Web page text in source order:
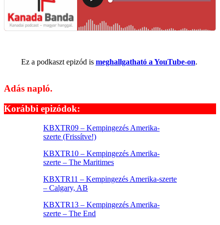
Ez a podkaszt epizód is meghallgatható a YouTube-on.
Adás napló.
Korábbi epizódok:
KBXTR09 – Kempingezés Amerika-
szerte (Frissítve!)
KBXTR10 – Kempingezés Amerika-
szerte – The Maritimes
KBXTR11 – Kempingezés Amerika-szerte
– Calgary, AB
KBXTR13 – Kempingezés Amerika-
szerte – The End